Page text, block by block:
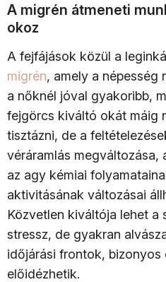
A migrén átmeneti
okoz
A fejfájások közül a
migrén, amely a népesség
a nőknél jóval gyakoribb,
fejgörcs kiváltó okát máig
tisztázni, de a
véráramlás megváltozása,
az agy kémiai
aktivitásának változásai
Közvetlen kiváltója lehet a
stressz, de gyakran
időjárási frontok,
előidézhetik.